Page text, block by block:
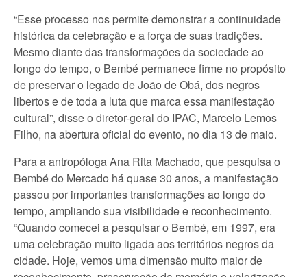
“Esse processo nos permite demonstrar a continuidade
histórica da celebração e a força de suas tradições.
Mesmo diante das transformações da sociedade ao
longo do tempo, o Bembé permanece firme no propósito
de preservar o legado de João de Obá, dos negros
libertos e de toda a luta que marca essa manifestação
cultural”, disse o diretor-geral do IPAC, Marcelo Lemos
Filho, na abertura oficial do evento, no dia 13 de maio.
Para a antropóloga Ana Rita Machado, que pesquisa o
Bembé do Mercado há quase 30 anos, a manifestação
passou por importantes transformações ao longo do
tempo, ampliando sua visibilidade e reconhecimento.
“Quando comecei a pesquisar o Bembé, em 1997, era
uma celebração muito ligada aos territórios negros da
cidade. Hoje, vemos uma dimensão muito maior de